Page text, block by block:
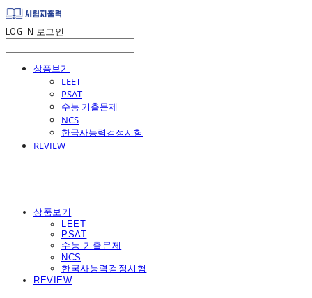
LOG IN 로그인
상품보기
LEET
PSAT
수능 기출문제
NCS
한국사능력검정시험
REVIEW
상품보기
LEET
PSAT
수능 기출문제
NCS
한국사능력검정시험
REVIEW